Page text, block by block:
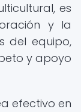
es
y la
del equipo,
y apoyo
efectivo en